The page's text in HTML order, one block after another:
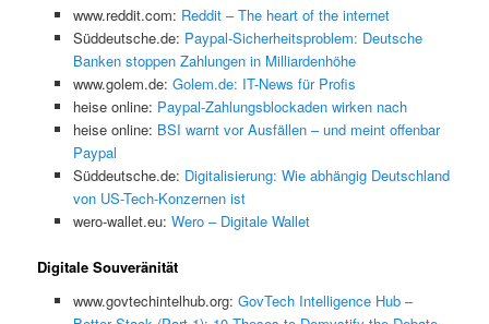
www.reddit.com: Reddit – The heart of the internet
Süddeutsche.de: Paypal-Sicherheitsproblem: Deutsche
Banken stoppen Zahlungen in Milliardenhöhe
www.golem.de: Golem.de: IT-News für Profis
heise online: Paypal-Zahlungsblockaden wirken nach
heise online: BSI warnt vor Ausfällen – und meint offenbar
Paypal
Süddeutsche.de: Digitalisierung: Wie abhängig Deutschland
von US-Tech-Konzernen ist
wero-wallet.eu: Wero – Digitale Wallet
Digitale Souveränität
www.govtechintelhub.org: GovTech Intelligence Hub –